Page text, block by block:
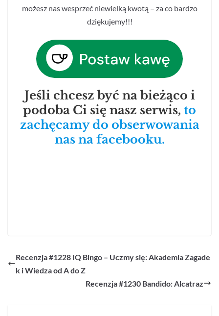
możesz nas wesprzeć niewielką kwotą – za co bardzo
dziękujemy!!!
Jeśli chcesz być na bieżąco i
podoba Ci się nasz serwis, to
zachęcamy do obserwowania
nas na facebooku.
Recenzja #1228 IQ Bingo – Uczmy się: Akademia Zagade
k i Wiedza od A do Z
Recenzja #1230 Bandido: Alcatraz